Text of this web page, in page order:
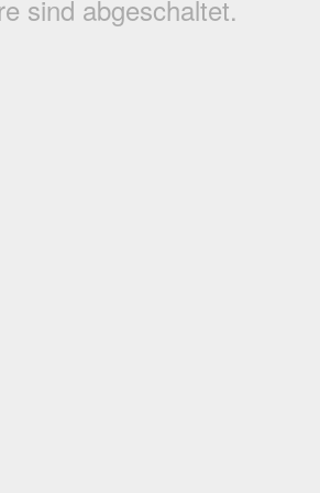
sind abgeschaltet.